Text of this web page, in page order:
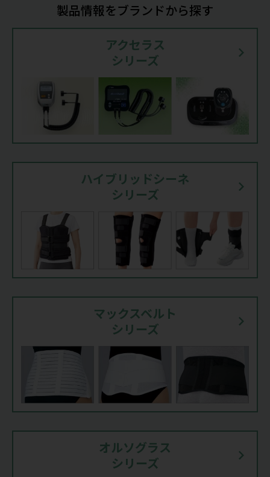
製品情報をブランドから探す
アクセラス
シリーズ
ハイブリッドシーネ
シリーズ
マックスベルト
シリーズ
オルソグラス
シリーズ